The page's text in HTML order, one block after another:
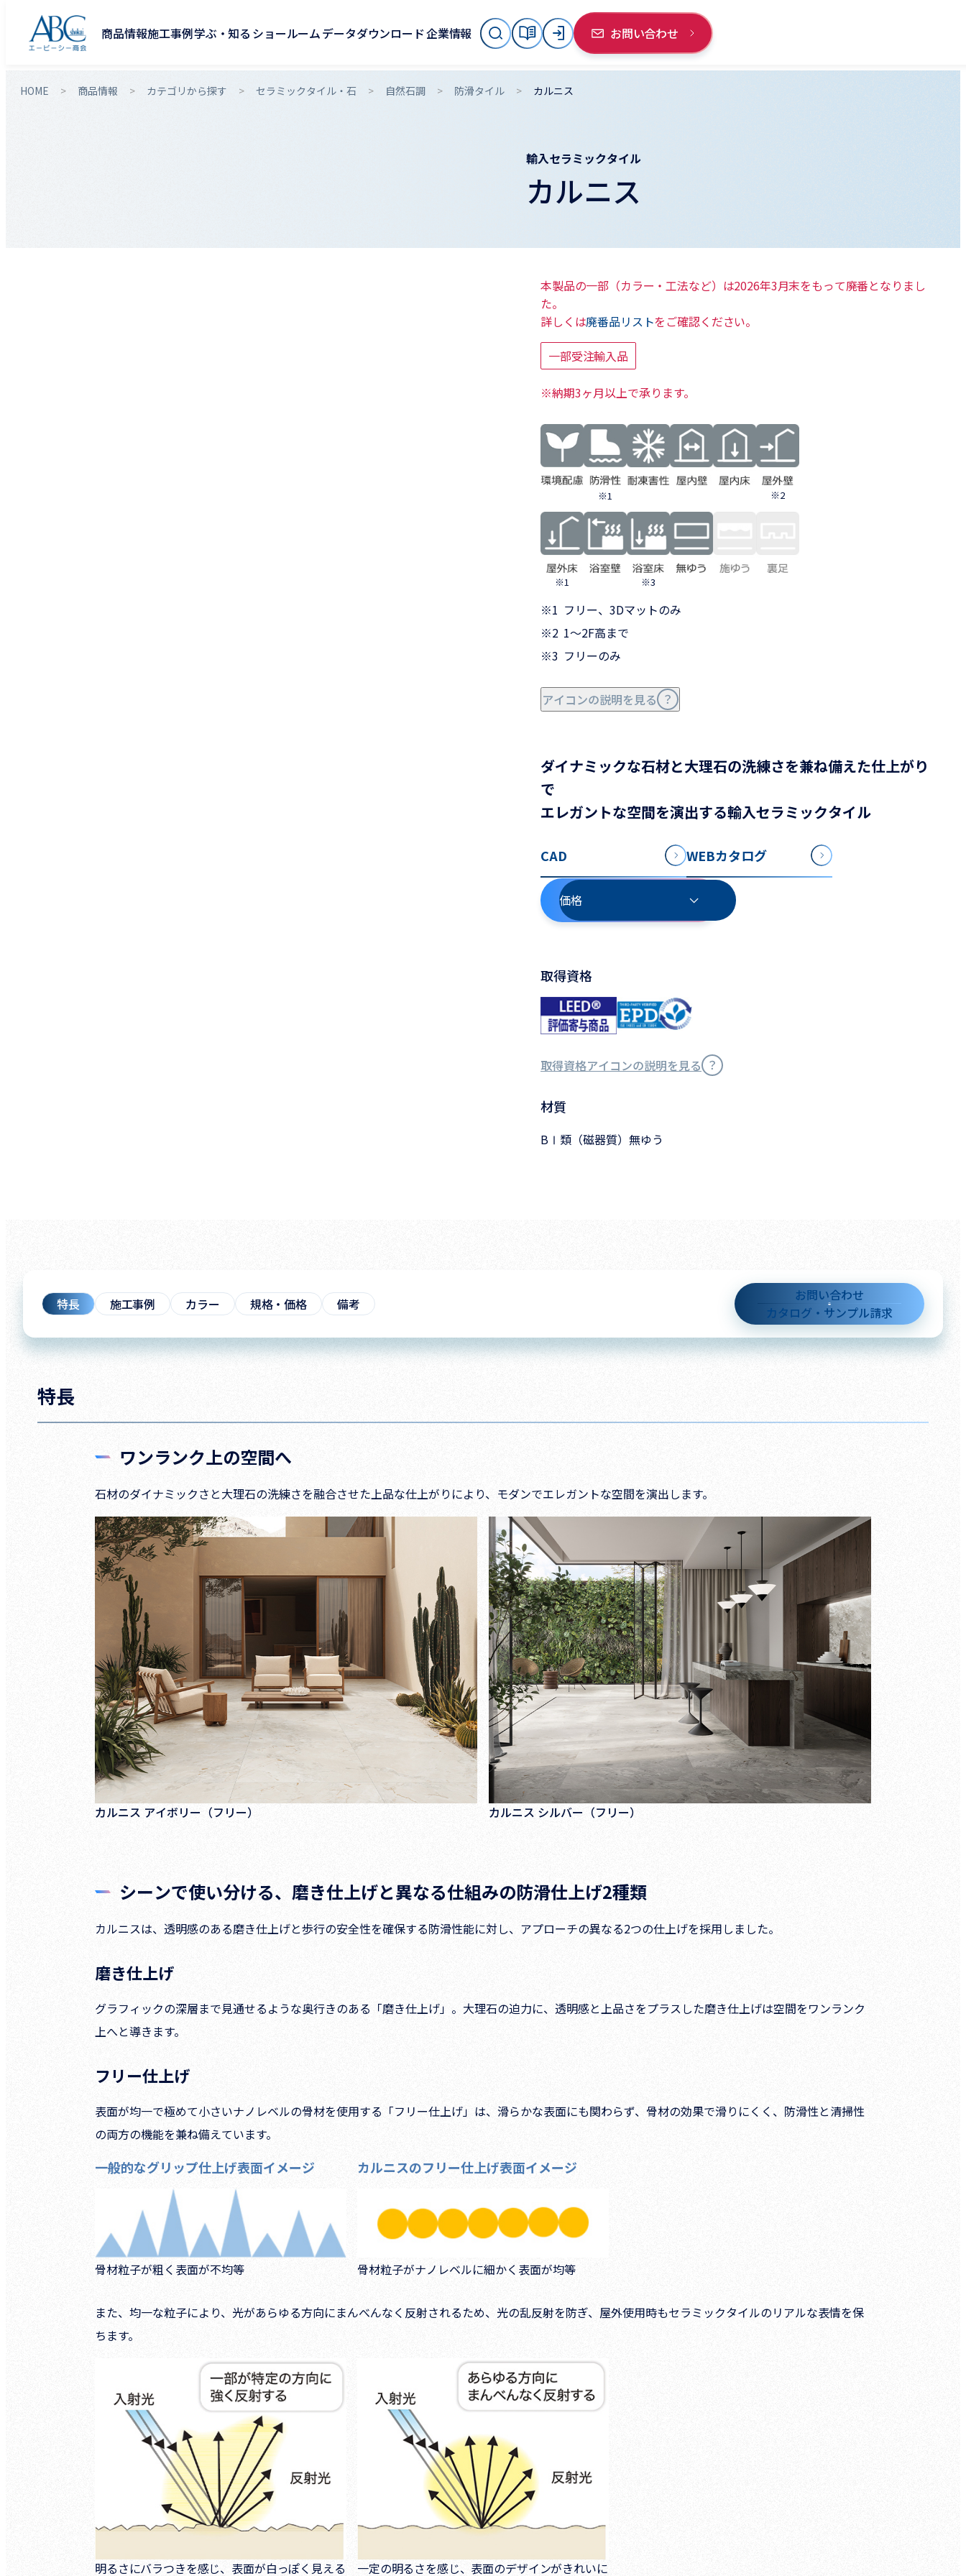
商品情報施工事例学ぶ・知る ショールームデータダウンロード企業情報 お問い合わせ
HOME 商品情報 カテゴリから探す セラミックタイル・石 自然石調 防滑タイル カルニス
輸入セラミックタイル
カルニス
本製品の一部（カラー・工法など）は2026年3月末をもって廃番となりまし
た。
詳しくは廃番品リストをご確認ください。
一部受注輸入品
※納期3ヶ月以上で承ります。
※1 ※2
※1 ※3
※1 フリー、3Dマットのみ
※2 1～2F高まで
※3 フリーのみ
アイコンの説明を見る
ダイナミックな石材と大理石の洗練さを兼ね備えた仕上がり
で
エレガントな空間を演出する輸入セラミックタイル
CAD WEBカタログ
価格
取得資格
取得資格アイコンの説明を見る
材質
BⅠ類（磁器質）無ゆう
特長 施工事例 カラー 規格・価格 備考
お問い合わせ
カタログ・サンプル請求
特長
ワンランク上の空間へ
石材のダイナミックさと大理石の洗練さを融合させた上品な仕上がりにより、モダンでエレガントな空間を演出します。
カルニス アイボリー（フリー） カルニス シルバー（フリー）
シーンで使い分ける、磨き仕上げと異なる仕組みの防滑仕上げ2種類
カルニスは、透明感のある磨き仕上げと歩行の安全性を確保する防滑性能に対し、アプローチの異なる2つの仕上げを採用しました。
磨き仕上げ
グラフィックの深層まで見通せるような奥行きのある「磨き仕上げ」。大理石の迫力に、透明感と上品さをプラスした磨き仕上げは空間をワンランク
上へと導きます。
フリー仕上げ
表面が均一で極めて小さいナノレベルの骨材を使用する「フリー仕上げ」は、滑らかな表面にも関わらず、骨材の効果で滑りにくく、防滑性と清掃性
の両方の機能を兼ね備えています。
一般的なグリップ仕上げ表面イメージ
骨材粒子が粗く表面が不均等
カルニスのフリー仕上げ表面イメージ
骨材粒子がナノレベルに細かく表面が均等
また、均一な粒子により、光があらゆる方向にまんべんなく反射されるため、光の乱反射を防ぎ、屋外使用時もセラミックタイルのリアルな表情を保
ちます。
明るさにバラつきを感じ、表面が白っぽく見える 一定の明るさを感じ、表面のデザインがきれいに